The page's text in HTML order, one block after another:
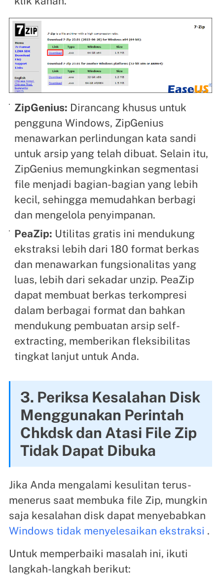
ZipGenius: Dirancang khusus untuk
pengguna Windows, ZipGenius
menawarkan perlindungan kata sandi
untuk arsip yang telah dibuat. Selain itu,
ZipGenius memungkinkan segmentasi
file menjadi bagian-bagian yang lebih
kecil, sehingga memudahkan berbagi
dan mengelola penyimpanan.
PeaZip: Utilitas gratis ini mendukung
ekstraksi lebih dari 180 format berkas
dan menawarkan fungsionalitas yang
luas, lebih dari sekadar unzip. PeaZip
dapat membuat berkas terkompresi
dalam berbagai format dan bahkan
mendukung pembuatan arsip self-
extracting, memberikan fleksibilitas
tingkat lanjut untuk Anda.
3. Periksa Kesalahan Disk
Menggunakan Perintah
Chkdsk dan Atasi File Zip
Tidak Dapat Dibuka
Jika Anda mengalami kesulitan terus-
menerus saat membuka file Zip, mungkin
saja kesalahan disk dapat menyebabkan
Windows tidak menyelesaikan ekstraksi .
Untuk memperbaiki masalah ini, ikuti
langkah-langkah berikut: